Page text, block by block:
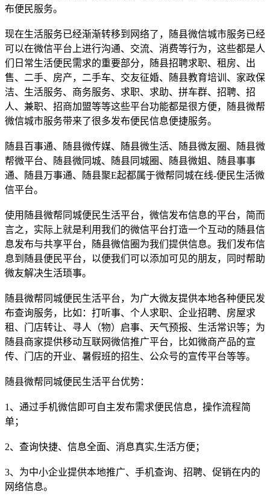
布便民服务。
现在生活服务已经渐渐转移到网络了，随县微信城市服务已经
可以在微信平台上进行沟通、交流、消费等行为，这些都是人
们日常生活便民需求的重要部分，随县招聘求职、租房、出
售、二手、房产，二手车、交友征婚、随县教育培训、家政保
洁、生活服务、商务服务、求职、求助、拼车群、招聘、招
人、兼职、招商加盟等等这些平台功能都是很方便，随县微帮
微信城市服务带来了很多发布便民信息便捷服务。
随县百事通、随县微传媒、随县微生活、随县微友圈、随县微
帮微平台、随县微同城、随县同城圈、随县微姐、随县事事
通、随县万事通、随县聚E起都属于微帮同城在线-便民生活微
信平台。
使用随县微帮同城便民生活平台，微信发布信息的平台，简而
言之，实际上就是利用我们的微信平台打造一个互动的随县信
息发布与共享平台，随县微信圈为我们提供信息。我们发布信
息到随县便民平台，以便我们可以添加可见的朋友，同时帮助
微友解决生活琐事。
随县微帮同城便民生活平台，为广大微友提供本地各种便民发
布查询服务，比如：打听事、个人求职、企业招聘、房屋求
租、门店转让、寻人（物）启事、天气预报、生活常识等；为
随县商家提供移动互联网微信推广平台，比如微商产品的宣
传、门店的开业、暑假班的招生、公众号的宣传平台等等。
随县微帮同城便民生活平台优势：
1、通过手机微信即可自主发布需求便民信息，操作流程简
单；
2、查询快捷、信息全面、消息真实,生活方便；
3、为中小企业提供本地推广、手机查询、招聘、促销在内的
网络信息。